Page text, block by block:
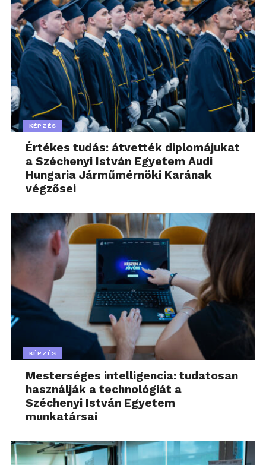
KÉPZÉS
Értékes tudás: átvették diplomájukat
a Széchenyi István Egyetem Audi
Hungaria Járműmérnöki Karának
végzősei
KÉPZÉS
Mesterséges intelligencia: tudatosan
használják a technológiát a
Széchenyi István Egyetem
munkatársai